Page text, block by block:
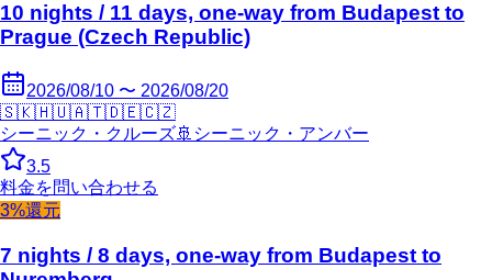
10 nights / 11 days, one-way from Budapest to
Prague (Czech Republic)
2026/08/10 〜 2026/08/20
🇸🇰🇭🇺🇦🇹🇩🇪🇨🇿
シーニック・クルーズ🚢 シーニック・アンバー
3.5
料金を問い合わせる
3%還元
7 nights / 8 days, one-way from Budapest to